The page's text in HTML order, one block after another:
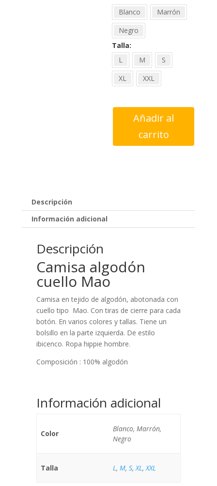
Blanco
Marrón
Negro
Talla
L
M
S
XL
XXL
Camisa
algodón
Mao
Añadir al
carrito
Descripción
Información adicional
Descripción
Camisa algodón
cuello Mao
Camisa en tejido de algodón, abotonada con
cuello tipo Mao. Con tiras de cierre para cada
botón. En varios colores y tallas. Tiene un
bolsillo en la parte izquierda. De estilo
ibicenco. Ropa hippie hombre.
Composición : 100% algodón
Información adicional
Color
Blanco, Marrón,
Negro
Talla L, M, S,XL,XXL